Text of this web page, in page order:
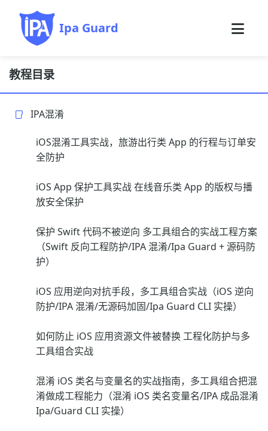
Ipa Guard
教程目录
IPA混淆
iOS混淆工具实战，旅游出行类 App 的行程与订单安
全防护
iOS App 保护工具实战 在线音乐类 App 的版权与播
放安全保护
保护 Swift 代码不被逆向 多工具组合的实战工程方案
（Swift 反向工程防护/IPA 混淆/Ipa Guard + 源码防
护）
iOS 应用逆向对抗手段，多工具组合实战（iOS 逆向
防护/IPA 混淆/无源码加固/Ipa Guard CLI 实操）
如何防止 iOS 应用资源文件被替换 工程化防护与多
工具组合实战
混淆 iOS 类名与变量名的实战指南，多工具组合把混
淆做成工程能力（混淆 iOS 类名变量名/IPA 成品混淆
Ipa/Guard CLI 实操）